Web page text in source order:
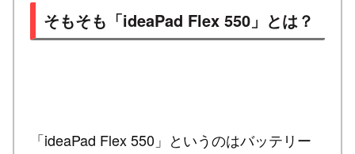
そもそも「ideaPad Flex 550」とは？
「ideaPad Flex 550」というのはバッテリー